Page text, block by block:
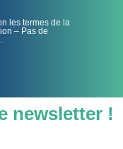
les termes de la
– Pas de
newsletter !